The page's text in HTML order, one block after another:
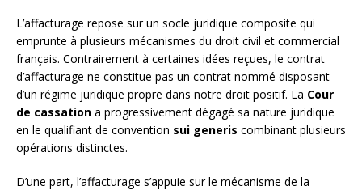
L’affacturage repose sur un socle juridique composite qui
emprunte à plusieurs mécanismes du droit civil et commercial
français. Contrairement à certaines idées reçues, le contrat
d’affacturage ne constitue pas un contrat nommé disposant
d’un régime juridique propre dans notre droit positif. La Cour
de cassation a progressivement dégagé sa nature juridique
en le qualifiant de convention sui generis combinant plusieurs
opérations distinctes.
D’une part, l’affacturage s’appuie sur le mécanisme de la